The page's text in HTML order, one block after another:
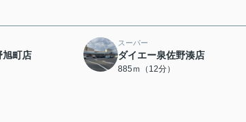
旭町店
スーパー
ダイエー泉佐野湊店
885ｍ（12分）